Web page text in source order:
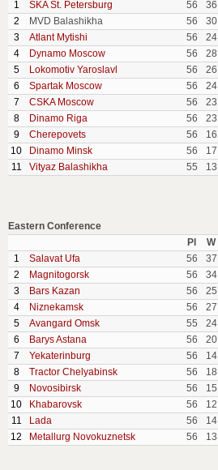
1
SKA St. Petersburg 56 36
2
MVD Balashikha 56 30
3
Atlant Mytishi 56 24
4
Dynamo Moscow 56 28
5
Lokomotiv Yaroslavl 56 26
6
Spartak Moscow 56 24
7
CSKA Moscow 56 23
8
Dinamo Riga 56 23
9
Cherepovets 56 16
10
Dinamo Minsk 56 17
11
Vityaz Balashikha 55 13
Eastern Conference
Pl
W
1
Salavat Ufa 56 37
2
Magnitogorsk 56 34
3
Bars Kazan 56 25
4
Niznekamsk 56 27
5
Avangard Omsk 55 24
6
Barys Astana 56 20
7
Yekaterinburg 56 14
8
Tractor Chelyabinsk 56 18
9
Novosibirsk 56 15
10
Khabarovsk 56 12
11
Lada 56 14
12
Metallurg Novokuznetsk 56 13